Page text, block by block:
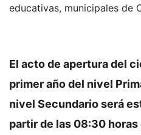
educativas, municipales de
El acto de apertura del
primer año del nivel
nivel Secundario será
partir de las 08:30 horas